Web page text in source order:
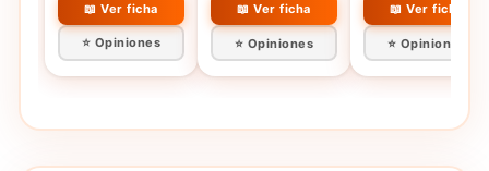
📖 Ver ficha
⭐ Opiniones
📖 Ver ficha
⭐ Opiniones
📖 Ver ficha
⭐ Opiniones